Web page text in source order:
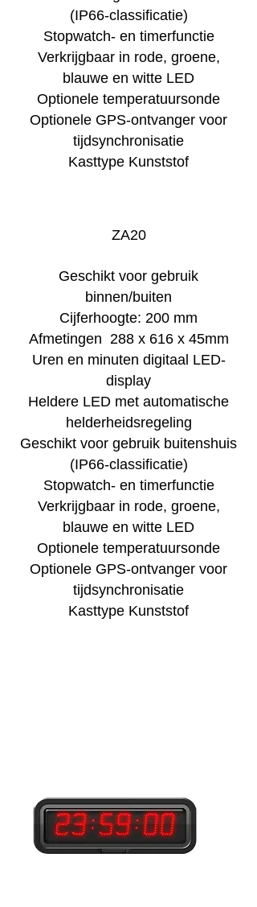
(IP66-classificatie)
Stopwatch- en timerfunctie
Verkrijgbaar in rode, groene,
blauwe en witte LED
Optionele temperatuursonde
Optionele GPS-ontvanger voor
tijdsynchronisatie
Kasttype Kunststof
ZA20
Geschikt voor gebruik
binnen/buiten
Cijferhoogte: 200 mm
Afmetingen 288 x 616 x 45mm
Uren en minuten digitaal LED-
display
Heldere LED met automatische
helderheidsregeling
Geschikt voor gebruik buitenshuis
(IP66-classificatie)
Stopwatch- en timerfunctie
Verkrijgbaar in rode, groene,
blauwe en witte LED
Optionele temperatuursonde
Optionele GPS-ontvanger voor
tijdsynchronisatie
Kasttype Kunststof